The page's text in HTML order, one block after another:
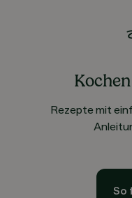
Rezepte mit
So